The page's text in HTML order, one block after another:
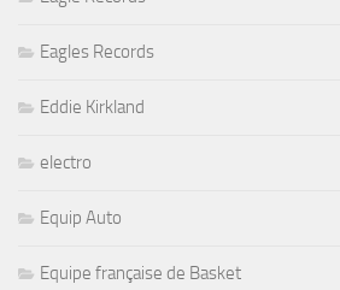
Eagles Records
Eddie Kirkland
electro
Equip Auto
Equipe française de Basket